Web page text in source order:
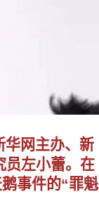
华网主办、新
员左小蕾。在
事件的“罪魁